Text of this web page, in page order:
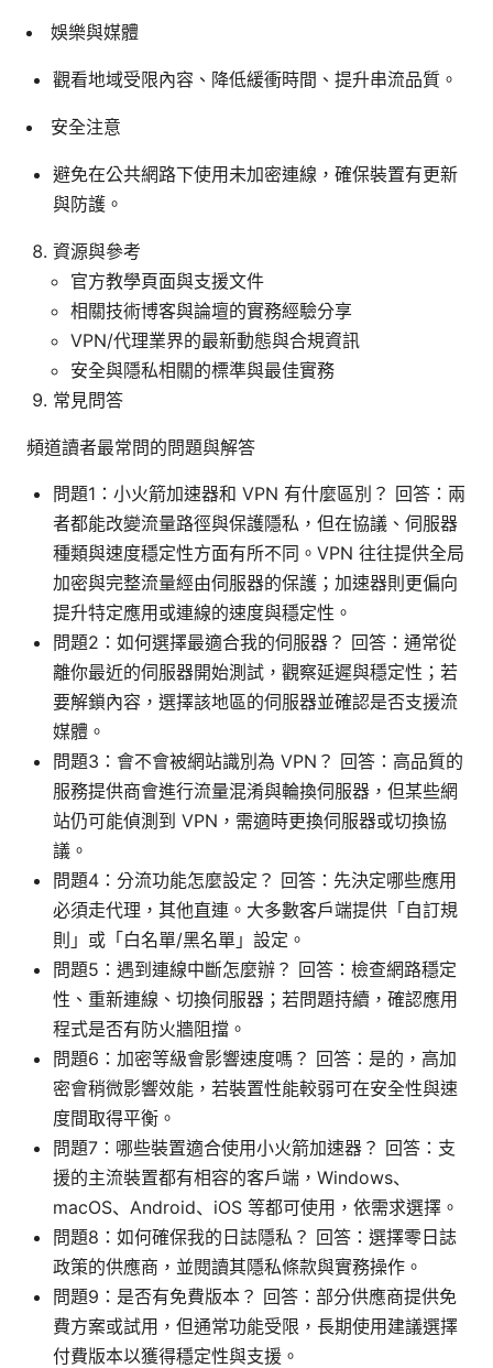
娛樂與媒體
觀看地域受限內容、降低緩衝時間、提升串流品質。
安全注意
避免在公共網路下使用未加密連線，確保裝置有更新
與防護。
資源與參考
官方教學頁面與支援文件
相關技術博客與論壇的實務經驗分享
VPN/代理業界的最新動態與合規資訊
安全與隱私相關的標準與最佳實務
常見問答
頻道讀者最常問的問題與解答
問題1：小火箭加速器和 VPN 有什麼區別？ 回答：兩
者都能改變流量路徑與保護隱私，但在協議、伺服器
種類與速度穩定性方面有所不同。VPN 往往提供全局
加密與完整流量經由伺服器的保護；加速器則更偏向
提升特定應用或連線的速度與穩定性。
問題2：如何選擇最適合我的伺服器？ 回答：通常從
離你最近的伺服器開始測試，觀察延遲與穩定性；若
要解鎖內容，選擇該地區的伺服器並確認是否支援流
媒體。
問題3：會不會被網站識別為 VPN？ 回答：高品質的
服務提供商會進行流量混淆與輪換伺服器，但某些網
站仍可能偵測到 VPN，需適時更換伺服器或切換協
議。
問題4：分流功能怎麼設定？ 回答：先決定哪些應用
必須走代理，其他直連。大多數客戶端提供「自訂規
則」或「白名單/黑名單」設定。
問題5：遇到連線中斷怎麼辦？ 回答：檢查網路穩定
性、重新連線、切換伺服器；若問題持續，確認應用
程式是否有防火牆阻擋。
問題6：加密等級會影響速度嗎？ 回答：是的，高加
密會稍微影響效能，若裝置性能較弱可在安全性與速
度間取得平衡。
問題7：哪些裝置適合使用小火箭加速器？ 回答：支
援的主流裝置都有相容的客戶端，Windows、
macOS、Android、iOS 等都可使用，依需求選擇。
問題8：如何確保我的日誌隱私？ 回答：選擇零日誌
政策的供應商，並閱讀其隱私條款與實務操作。
問題9：是否有免費版本？ 回答：部分供應商提供免
費方案或試用，但通常功能受限，長期使用建議選擇
付費版本以獲得穩定性與支援。